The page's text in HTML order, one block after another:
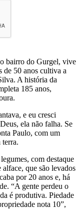
bairro do Gurgel, vive
de 50 anos cultiva a
A história da
185 anos,
e eu cresci
ela não falha. Se
Paulo, com um
com destaque
que são levados
por 20 anos e, há
“A gente perdeu o
é produtiva. Piedade
nota 10”,